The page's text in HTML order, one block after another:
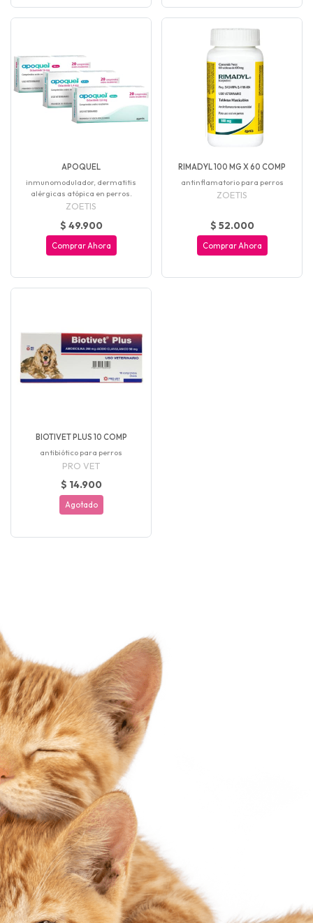
APOQUEL
inmunomodulador, dermatitis
alérgicas atópica en perros.
ZOETIS
$ 49.900
Comprar Ahora
RIMADYL 100 MG X 60 COMP
antinflamatorio para perros
ZOETIS
$ 52.000
Comprar Ahora
BIOTIVET PLUS 10 COMP
antibiótico para perros
PRO VET
$ 14.900
Agotado